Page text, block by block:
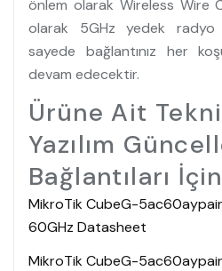
önlem olarak Wireless Wire
olarak 5GHz yedek radyo
sayede bağlantınız her
devam edecektir.
Ürüne Ait
Yazılım
Bağlantıları
MikroTik CubeG-
60GHz Datasheet
MikroTik CubeG-